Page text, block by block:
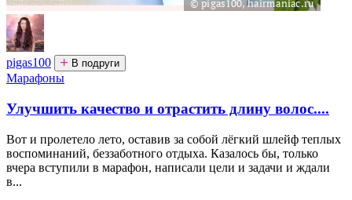
pigas100 В подруги
Марафоны
Улучшить качество и отрастить длину волос....
Вот и пролетело лето, оставив за собой лёгкий шлейф теплых
воспоминаний, беззаботного отдыха. Казалось бы, только
вчера вступили в марафон, написали цели и задачи и ждали
в...